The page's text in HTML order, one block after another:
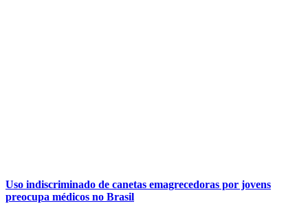
Uso indiscriminado de canetas emagrecedoras por jovens
preocupa médicos no Brasil